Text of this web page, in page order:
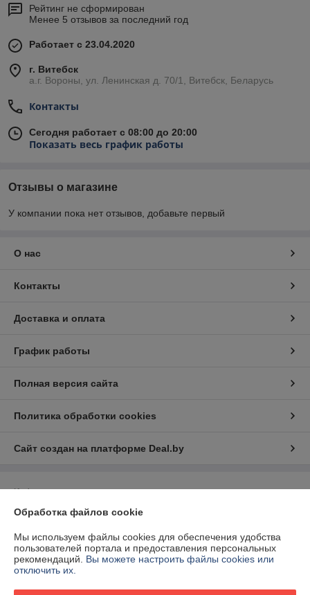
Рейтинг не сформирован
Менее 5 отзывов за последний год
Работает с 23.04.2020
г. Витебск
а.г. Вороны, ул. Ленинская д. 70/1, Витебск, Беларусь
Контакты
Сегодня работает с 08:00 до 20:00
Показать весь график работы
Отзывы о магазине
У компании пока нет отзывов, добавьте первый
О нас
Контакты
Доставка и оплата
График работы
Полная версия сайта
Политика обработки cookies
Сайт создан на платформе Deal.by
Информация для покупателя
Юридическое лицо:Общество с ограниченной ответственностью "2БС"
Ленинская 70/2
Регистрационный номер ЕГР: 391520404
Обработка файлов cookie
Мы используем файлы cookies для обеспечения удобства
пользователей портала и предоставления персональных
рекомендаций. Вы можете настроить файлы cookies или
отключить их.